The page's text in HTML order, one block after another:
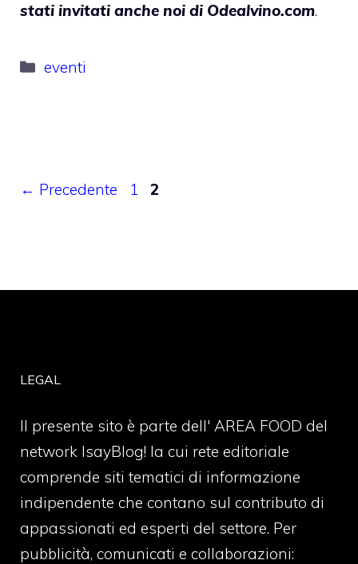
stati invitati anche noi di Odealvino.com.
Categorie
eventi
← Precedente Pagina
1 Pagina
2
LEGAL
Il presente sito è parte dell' AREA FOOD del
network IsayBlog! la cui rete editoriale
comprende siti tematici di informazione
indipendente che contano sul contributo di
appassionati ed esperti del settore. Per
pubblicità, comunicati e collaborazioni: